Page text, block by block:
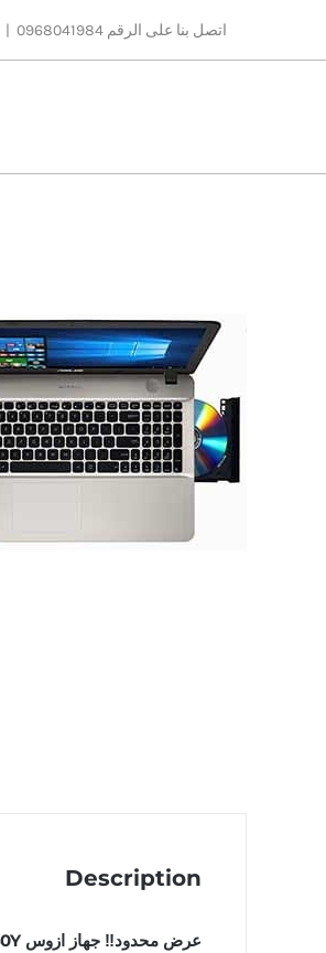
اتصل بنا على الرقم 0968041984 |
Description
عرض محدود‼️ جهاز ازوس R540Y المناسب جدا للاعمال المكتبية والمحاسبية وبنظام تشغيل اصلي Win 10…